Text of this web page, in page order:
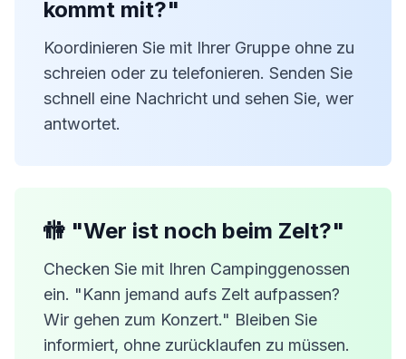
kommt mit?"
Koordinieren Sie mit Ihrer Gruppe ohne zu
schreien oder zu telefonieren. Senden Sie
schnell eine Nachricht und sehen Sie, wer
antwortet.
🚻 "Wer ist noch beim Zelt?"
Checken Sie mit Ihren Campinggenossen
ein. "Kann jemand aufs Zelt aufpassen?
Wir gehen zum Konzert." Bleiben Sie
informiert, ohne zurücklaufen zu müssen.